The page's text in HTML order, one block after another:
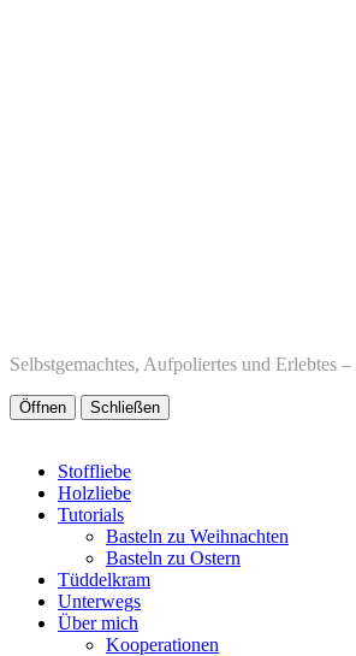
Selbstgemachtes, Aufpoliertes und Erlebtes
Öffnen Schließen
Stoffliebe
Holzliebe
Tutorials
Basteln zu Weihnachten
Basteln zu Ostern
Tüddelkram
Unterwegs
Über mich
Kooperationen